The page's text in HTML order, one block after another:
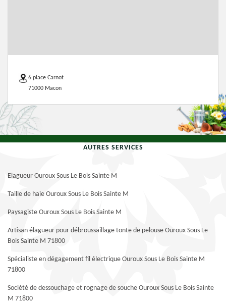
6 place Carnot
71000 Macon
AUTRES SERVICES
Elagueur Ouroux Sous Le Bois Sainte M
Taille de haie Ouroux Sous Le Bois Sainte M
Paysagiste Ouroux Sous Le Bois Sainte M
Artisan élagueur pour débroussaillage tonte de pelouse Ouroux Sous Le
Bois Sainte M 71800
Spécialiste en dégagement fil électrique Ouroux Sous Le Bois Sainte M
71800
Société de dessouchage et rognage de souche Ouroux Sous Le Bois Sainte
M 71800